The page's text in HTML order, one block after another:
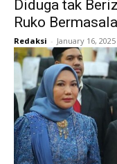
Diduga tak
Ruko
Redaksi - January 16, 2025